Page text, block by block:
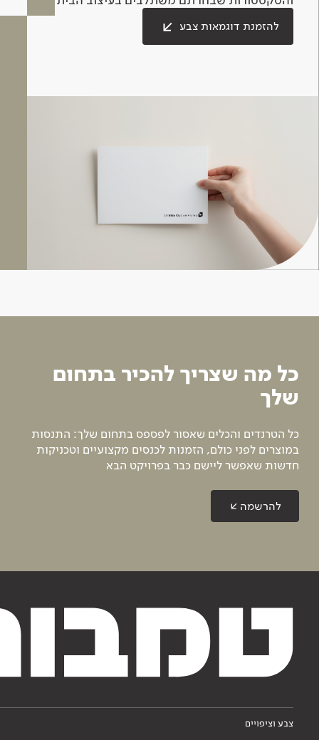
להזמנת דוגמאות צבע
כל מה שצריך להכיר בתחום
שלך
כל הטרנדים והכלים שאסור לפספס בתחום שלך: התנסות
במוצרים לפני כולם, הזמנות לכנסים מקצועיים וטכניקות
חדשות שאפשר ליישם כבר בפרויקט הבא
להרשמה
צבע וציפויים